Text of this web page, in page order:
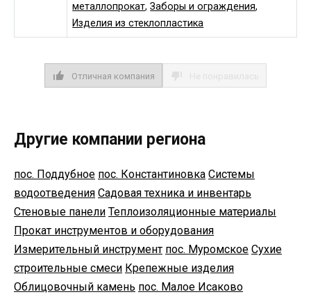
металлопрокат,Заборы и ограждения,
Изделия из стеклопластика
Отличная компания
Другие компании региона
пос. Поддубное пос. Константиновка Системы
водоотведения Садовая техника и инвентарь
Стеновые панели Теплоизоляционные материалы
Прокат инструментов и оборудования
Измерительный инструмент пос. Муромское Сухие
строительные смеси Крепежные изделия
Облицовочный камень пос. Малое Исаково